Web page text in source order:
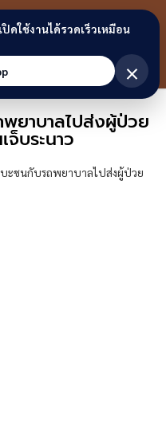
นแก่น
ลิงก์
ยาบาลไปส่งผู้ป่วย
บระนาว
ะชนกับรถพยาบาลไปส่งผู้ป่วย
ดใช้งานได้รวดเร็วเหมือน
×